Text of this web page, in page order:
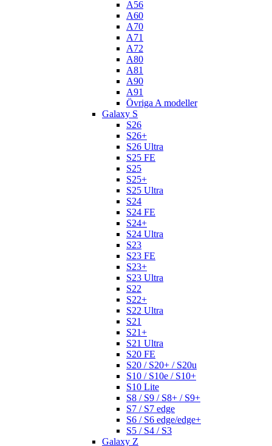
A56
A60
A70
A71
A72
A80
A81
A90
A91
Övriga A modeller
Galaxy S
S26
S26+
S26 Ultra
S25 FE
S25
S25+
S25 Ultra
S24
S24 FE
S24+
S24 Ultra
S23
S23 FE
S23+
S23 Ultra
S22
S22+
S22 Ultra
S21
S21+
S21 Ultra
S20 FE
S20 / S20+ / S20u
S10 / S10e / S10+
S10 Lite
S8 / S9 / S8+ / S9+
S7 / S7 edge
S6 / S6 edge/edge+
S5 / S4 / S3
Galaxy Z